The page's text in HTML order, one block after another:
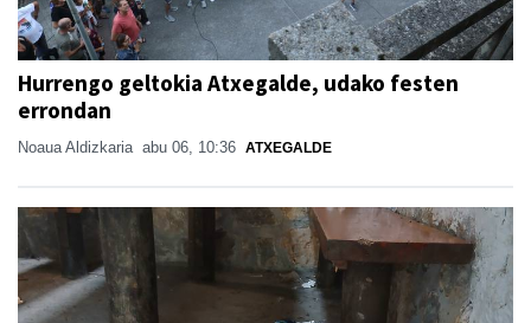
Hurrengo geltokia Atxegalde, udako festen
errondan
Noaua Aldizkaria abu 06, 10:36 ATXEGALDE